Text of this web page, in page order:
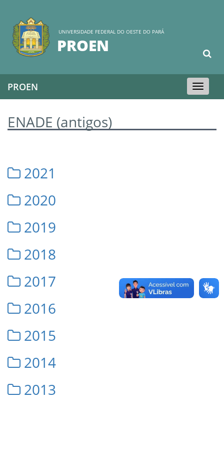
UNIVERSIDADE FEDERAL DO OESTE DO PARÁ
PROEN
Toggle
navigation
PROEN
ENADE (antigos)
2021
2020
2019
2018
2017
2016
2015
2014
2013